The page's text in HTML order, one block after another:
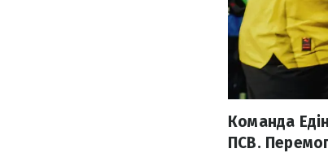
Команда
ПСВ.